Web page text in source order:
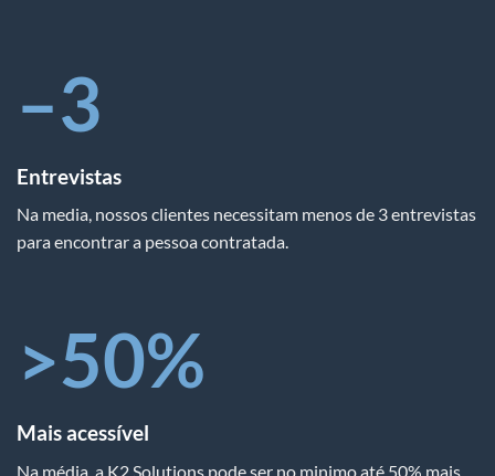
–3
Entrevistas
Na media, nossos clientes necessitam menos de 3 entrevistas
para encontrar a pessoa contratada.
>50%
Mais acessível
Na média, a K2 Solutions pode ser no minimo até 50% mais